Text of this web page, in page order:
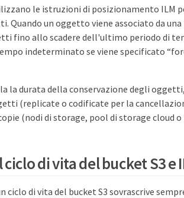
le istruzioni di posizionamento ILM
Quando un oggetto viene associato da una
fino allo scadere dell'ultimo periodo di
indeterminato se viene specificato
la durata della conservazione degli
(replicate o codificate per la
(nodi di storage, pool di storage cloud o
di vita del bucket S3 e
ciclo di vita del bucket S3 sovrascrive